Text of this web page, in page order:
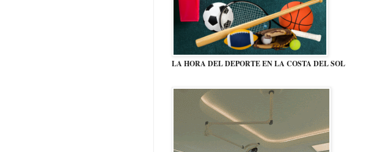
LA HORA DEL DEPORTE EN LA COSTA DEL SOL